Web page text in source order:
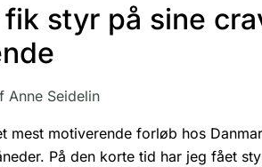
styr på sine
Anne Seidelin
mest motiverende forløb hos
På den korte tid har jeg fået